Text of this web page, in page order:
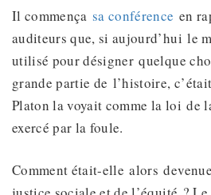
Il commençasa conférence en
auditeurs que, si aujourd’hui le
utilisé pour désigner quelque
grande partie de l’histoire,
Platon la voyait comme la loi de
exercé par la foule.
Comment était-elle alors